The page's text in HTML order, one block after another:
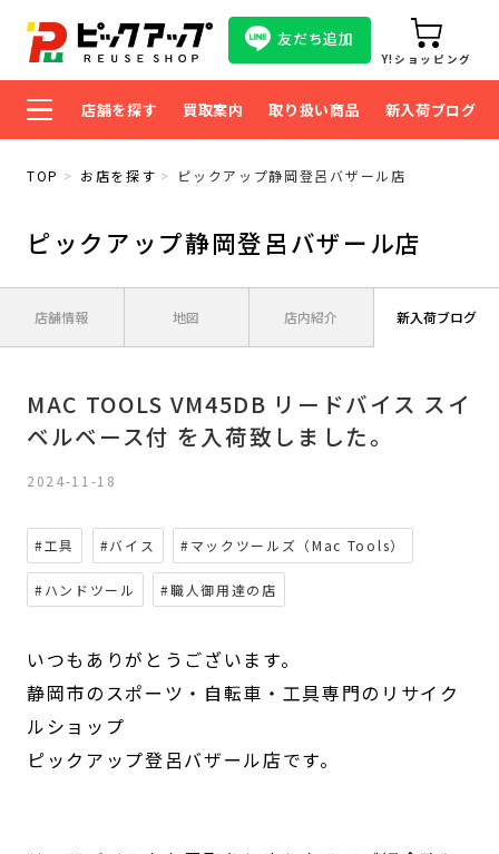
友だち追加
Y!ショッピング
店舗を探す 買取案内 取り扱い商品 新入荷ブログ
TOP お店を探す ピックアップ静岡登呂バザール店
ピックアップ静岡登呂バザール店
店舗情報 地図 店内紹介 新入荷ブログ
MAC TOOLS VM45DB リードバイス スイ
ベルベース付 を入荷致しました。
2024-11-18
#工具 #バイス #マックツールズ（Mac Tools）
#ハンドツール #職人御用達の店
いつもありがとうございます。
静岡市のスポーツ・自転車・工具専門のリサイク
ルショップ
ピックアップ登呂バザール店です。